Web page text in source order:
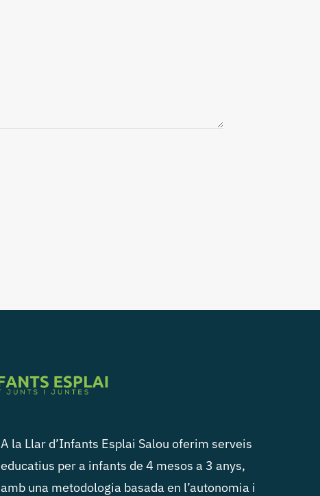
A la Llar d’Infants Esplai Salou oferim serveis
educatius per a infants de 4 mesos a 3 anys,
amb una metodologia basada en l’autonomia i